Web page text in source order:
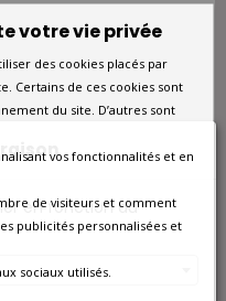
en fonction du
votre vie privée
des cookies placés par
Certains de ces cookies sont
du site. D’autres sont
vos fonctionnalités et en
de visiteurs et comment
publicités personnalisées et
sociaux utilisés.